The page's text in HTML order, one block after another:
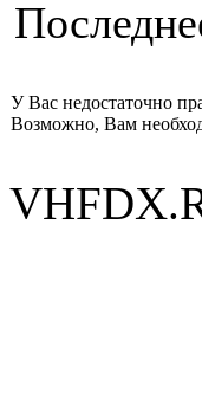
У Вас недостаточно
Возможно, Вам